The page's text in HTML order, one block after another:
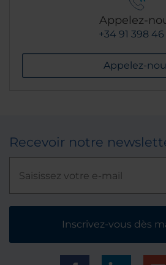
Appelez-
+34 91 398 46
Appelez-
Recevoir notre
Inscrivez-vous dès